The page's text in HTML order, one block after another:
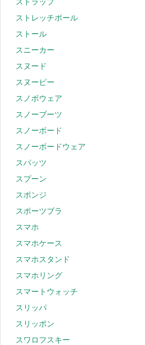
ストラップ
ストレッチポール
ストール
スニーカー
スヌード
スヌーピー
スノボウェア
スノーブーツ
スノーボード
スノーボードウェア
スパッツ
スプーン
スポンジ
スポーツブラ
スマホ
スマホケース
スマホスタンド
スマホリング
スマートウォッチ
スリッパ
スリッポン
スワロフスキー